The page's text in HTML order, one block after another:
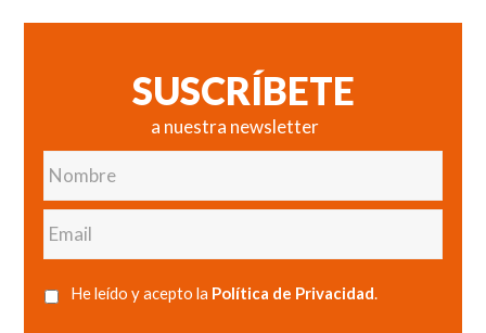
SUSCRÍBETE
a nuestra newsletter
Nombre
Email
He leído y acepto la Política de Privacidad.